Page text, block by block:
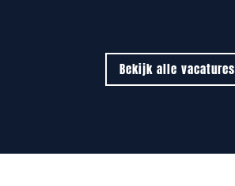
Bekijk alle vacatures